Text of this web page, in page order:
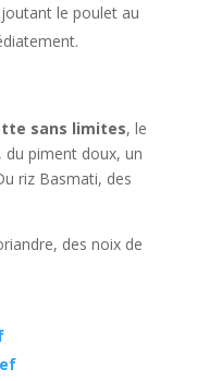
le poulet au
sans limites, le
du piment doux, un
riz Basmati, des
des noix de